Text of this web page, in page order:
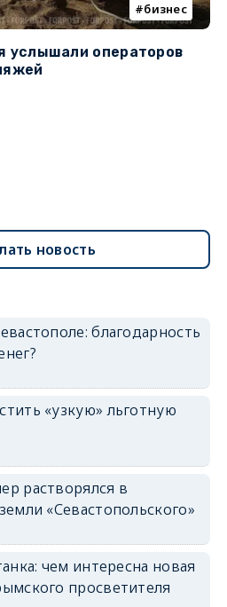
бизнес
услышали операторов
новость
благодарность
«узкую» льготную
растворялся в
«Севастопольского»
чем интересна новая
просветителя